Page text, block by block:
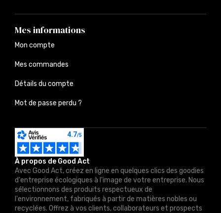
À propos de Good Act
Avec Good Act, créez en ligne en quelques clics des goodies
d'entreprise écologiques à l'image de votre entreprise. Nous
sélectionnons des produits respectueux de
l'environnement, fabriqués à partir de matières nobles ou
recyclées. Offrez à vos clients, collaborateurs et prospects
Mes informations
Mon compte
Mes commandes
Détails du compte
Mot de passe perdu ?